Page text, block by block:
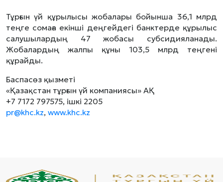
Тұрғын үй құрылысы жобалары бойынша 36,1 млрд
теңге сомаға екінші деңгейдегі банктерде құрылыс
салушылардың 47 жобасы субсидияланады.
Жобалардың жалпы құны 103,5 млрд теңгені
құрайды.
Баспасөз қызметі
«Қазақстан тұрғын үй компаниясы» АҚ
+7 7172 797575, ішкі 2205
pr@khc.kz, www.khc.kz